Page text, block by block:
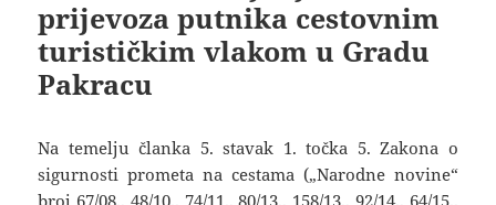
prijevoza putnika cestovnim
turističkim vlakom u Gradu
Pakracu
Na temelju članka 5. stavak 1. točka 5. Zakona o
sigurnosti prometa na cestama („Narodne novine“